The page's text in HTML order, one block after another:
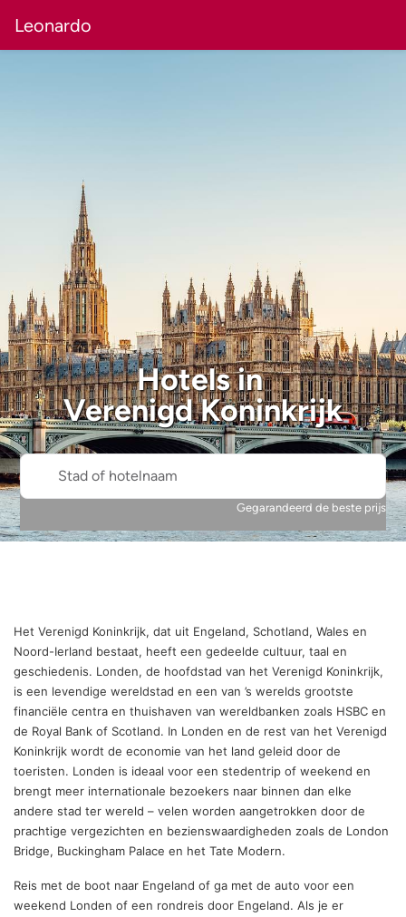
Leonardo
Hotels in
Verenigd Koninkrijk
Stad of hotelnaam
Gegarandeerd de beste prijs
Het Verenigd Koninkrijk, dat uit Engeland, Schotland, Wales en
Noord-Ierland bestaat, heeft een gedeelde cultuur, taal en
geschiedenis. Londen, de hoofdstad van het Verenigd Koninkrijk,
is een levendige wereldstad en een van ’s werelds grootste
financiële centra en thuishaven van wereldbanken zoals HSBC en
de Royal Bank of Scotland. In Londen en de rest van het Verenigd
Koninkrijk wordt de economie van het land geleid door de
toeristen. Londen is ideaal voor een stedentrip of weekend en
brengt meer internationale bezoekers naar binnen dan elke
andere stad ter wereld – velen worden aangetrokken door de
prachtige vergezichten en bezienswaardigheden zoals de London
Bridge, Buckingham Palace en het Tate Modern.
Reis met de boot naar Engeland of ga met de auto voor een
weekend Londen of een rondreis door Engeland. Als je er